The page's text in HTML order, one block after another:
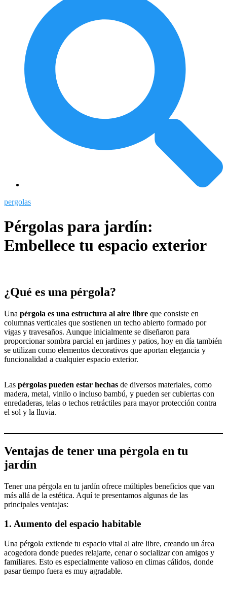
pergolas
Pérgolas para jardín:
Embellece tu espacio exterior
¿Qué es una pérgola?
Una pérgola es una estructura al aire libre que consiste en
columnas verticales que sostienen un techo abierto formado por
vigas y travesaños. Aunque inicialmente se diseñaron para
proporcionar sombra parcial en jardines y patios, hoy en día también
se utilizan como elementos decorativos que aportan elegancia y
funcionalidad a cualquier espacio exterior.
Las pérgolas pueden estar hechas de diversos materiales, como
madera, metal, vinilo o incluso bambú, y pueden ser cubiertas con
enredaderas, telas o techos retráctiles para mayor protección contra
el sol y la lluvia.
Ventajas de tener una pérgola en tu
jardín
Tener una pérgola en tu jardín ofrece múltiples beneficios que van
más allá de la estética. Aquí te presentamos algunas de las
principales ventajas:
1. Aumento del espacio habitable
Una pérgola extiende tu espacio vital al aire libre, creando un área
acogedora donde puedes relajarte, cenar o socializar con amigos y
familiares. Esto es especialmente valioso en climas cálidos, donde
pasar tiempo fuera es muy agradable.